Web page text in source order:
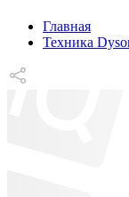
Главная
Техника